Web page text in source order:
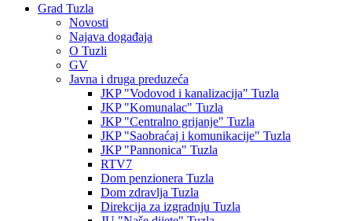
Grad Tuzla
Novosti
Najava događaja
O Tuzli
GV
Javna i druga preduzeća
JKP "Vodovod i kanalizacija" Tuzla
JKP "Komunalac" Tuzla
JKP "Centralno grijanje" Tuzla
JKP "Saobraćaj i komunikacije" Tuzla
JKP "Pannonica" Tuzla
RTV7
Dom penzionera Tuzla
Dom zdravlja Tuzla
Direkcija za izgradnju Tuzla